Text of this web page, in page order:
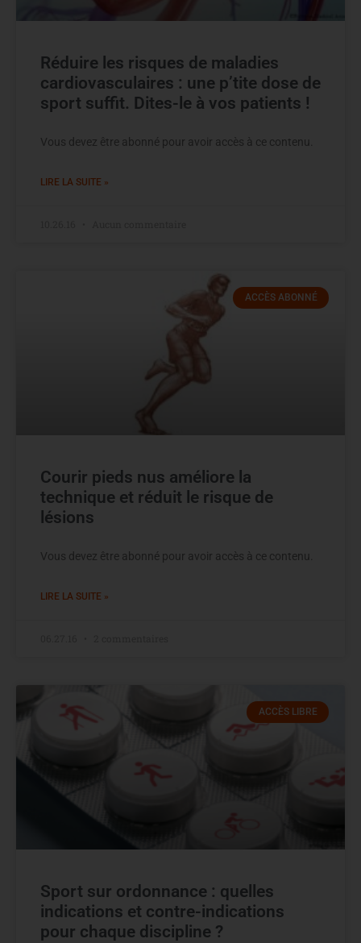
Réduire les risques de maladies
cardiovasculaires : une p’tite dose de
sport suffit. Dites-le à vos patients !
Vous devez être abonné pour avoir accès à ce contenu.
LIRE LA SUITE »
ACCÈS ABONNÉ
Courir pieds nus améliore la
technique et réduit le risque de
lésions
Vous devez être abonné pour avoir accès à ce contenu.
LIRE LA SUITE »
ACCÈS LIBRE
Sport sur ordonnance : quelles
indications et contre-indications
pour chaque discipline ?